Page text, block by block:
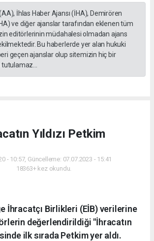
İhlas Haber Ajansı (İHA), Demirören
ve diğer ajanslar tarafından eklenen tüm
editörlerinin müdahalesi olmadan ajans
Bu haberlerde yer alan hukuki
geçen ajanslar olup sitemizin hiç bir
Yıldızı Petkim
- 10:57, Güncelleme: 07.07.2023 - 15:41
18363+ kez okundu.
İhracatçı Birlikleri (EİB) verilerine
değerlendirildiği "İhracatın
ilk sırada Petkim yer aldı.